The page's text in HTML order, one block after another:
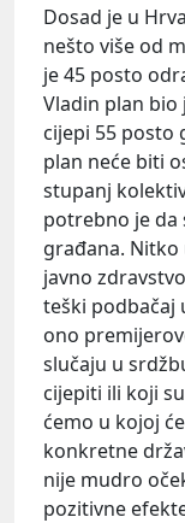
Dosad je u
nešto više od
je 45 posto
Vladin plan bio
cijepi 55 posto
plan neće biti
stupanj
potrebno je da
građana. Nitko
javno
teški podbačaj
ono
slučaju u
cijepiti ili koji
ćemo u kojoj
konkretne
nije mudro
pozitivne